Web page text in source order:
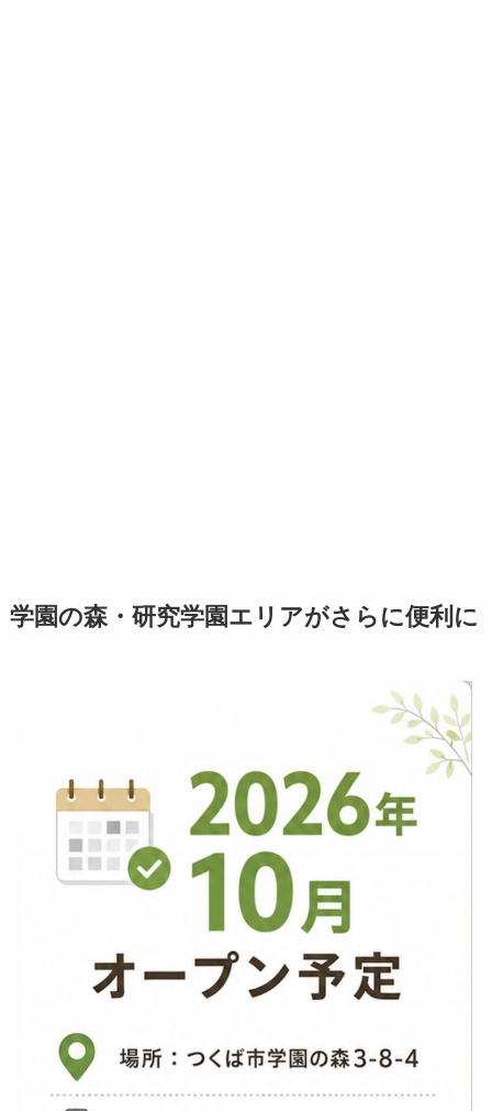
学園の森・研究学園エリアがさらに便利に